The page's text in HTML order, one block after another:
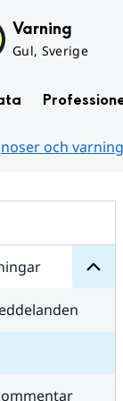
Varning
Gul, Sverige
och
för
varningar